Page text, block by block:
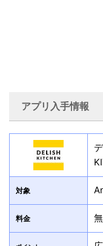
アプリ入手情報
対象
料金